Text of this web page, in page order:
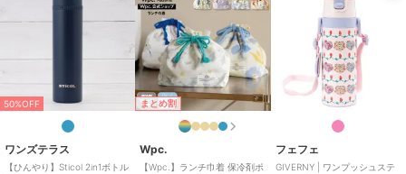
50%OFF
ワンズテラス
【ひんやり】Sticol 2in1ボトル
まとめ割
Wpc.
【Wpc.】ランチ巾着 保冷剤ポ
フェフェ
GIVERNY | ワンプッシュステ